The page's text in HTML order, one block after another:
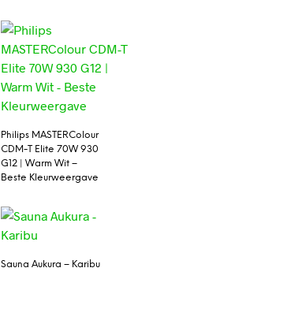
Philips MASTERColour
CDM-T Elite 70W 930
G12 | Warm Wit –
Beste Kleurweergave
Sauna Aukura – Karibu